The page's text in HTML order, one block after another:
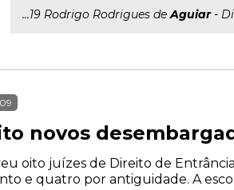
...19 Rodrigo Rodrigues deAguiar-
novos
oito juízes de Direito de
e quatro por antiguidade. A